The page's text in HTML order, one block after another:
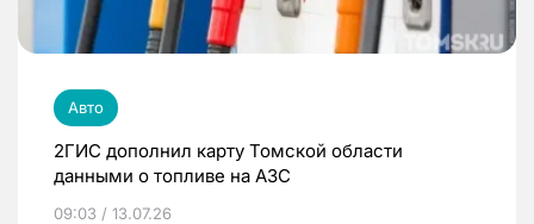
Авто
2ГИС дополнил карту Томской области
данными о топливе на АЗС
09:03 / 13.07.26